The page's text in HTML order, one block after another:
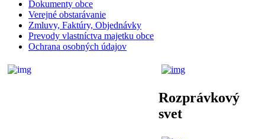
Dokumenty obce
Verejné obstarávanie
Zmluvy, Faktúry, Objednávky
Prevody vlastníctva majetku obce
Ochrana osobných údajov
Rozprávkový
svet